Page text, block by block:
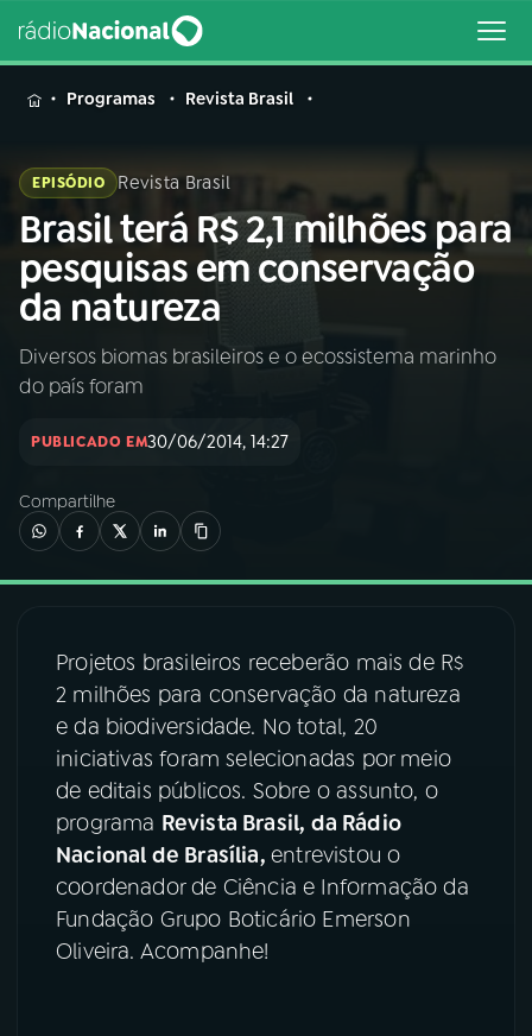
MENU
Buscar
na
Rádio
Nacional
Buscar
AO VIVO
INÍCIO
02A RÁDIO
03PROGRAMAÇÃO
04 PROGRAMAS
PODCASTS
06VIDEOCASTS
Programas Revista Brasil
EPISÓDIO Revista Brasil
Brasil terá R$ 2,1 milhões para
pesquisas em conservação
da natureza
Diversos biomas brasileiros e o ecossistema marinho
do país foram
PUBLICADO EM30/06/2014, 14:27
Compartilhe
Projetos brasileiros receberão mais de R$
2 milhões para conservação da natureza
e da biodiversidade. No total, 20
iniciativas foram selecionadas por meio
de editais públicos. Sobre o assunto, o
programa Revista Brasil, da Rádio
Nacional de Brasília, entrevistou o
coordenador de Ciência e Informação da
Fundação Grupo Boticário Emerson
Oliveira. Acompanhe!